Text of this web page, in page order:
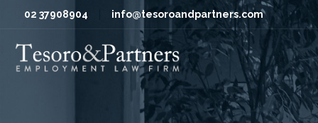
02 37908904 info@tesoroandpartners.com